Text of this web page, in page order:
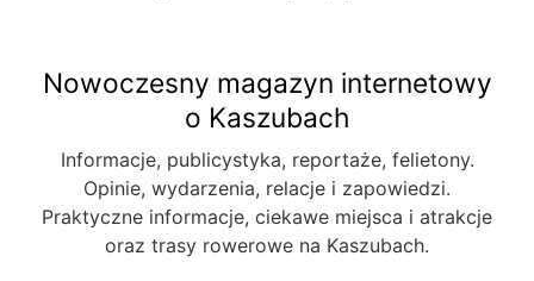
Nowoczesny magazyn internetowy
o Kaszubach
Informacje, publicystyka, reportaże, felietony.
Opinie, wydarzenia, relacje i zapowiedzi.
Praktyczne informacje, ciekawe miejsca i atrakcje
oraz trasy rowerowe na Kaszubach.